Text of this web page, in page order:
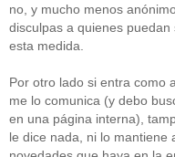
no, y mucho menos
disculpas a quienes
esta medida.
Por otro lado si entra como
me lo comunica (y debo
en una página interna),
le dice nada, ni lo mantiene